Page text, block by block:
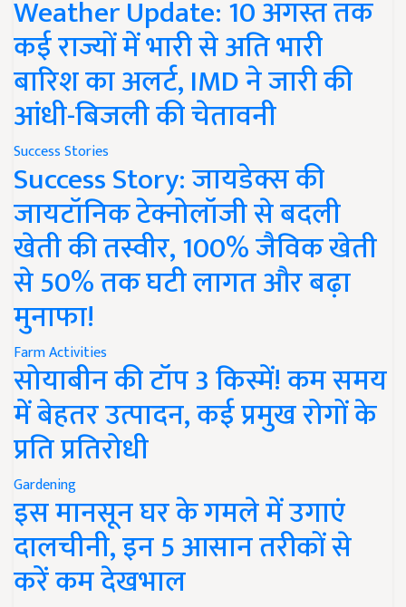
Weather Update: 10 अगस्त तक
कई राज्यों में भारी से अति भारी
बारिश का अलर्ट, IMD ने जारी की
आंधी-बिजली की चेतावनी
Success Stories
Success Story: जायडेक्स की
जायटॉनिक टेक्नोलॉजी से बदली
खेती की तस्वीर, 100% जैविक खेती
से 50% तक घटी लागत और बढ़ा
मुनाफा!
Farm Activities
सोयाबीन की टॉप 3 किस्में! कम समय
में बेहतर उत्पादन, कई प्रमुख रोगों के
प्रति प्रतिरोधी
Gardening
इस मानसून घर के गमले में उगाएं
दालचीनी, इन 5 आसान तरीकों से
करें कम देखभाल